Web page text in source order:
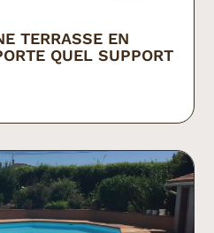
TERRASSE EN
QUEL SUPPORT